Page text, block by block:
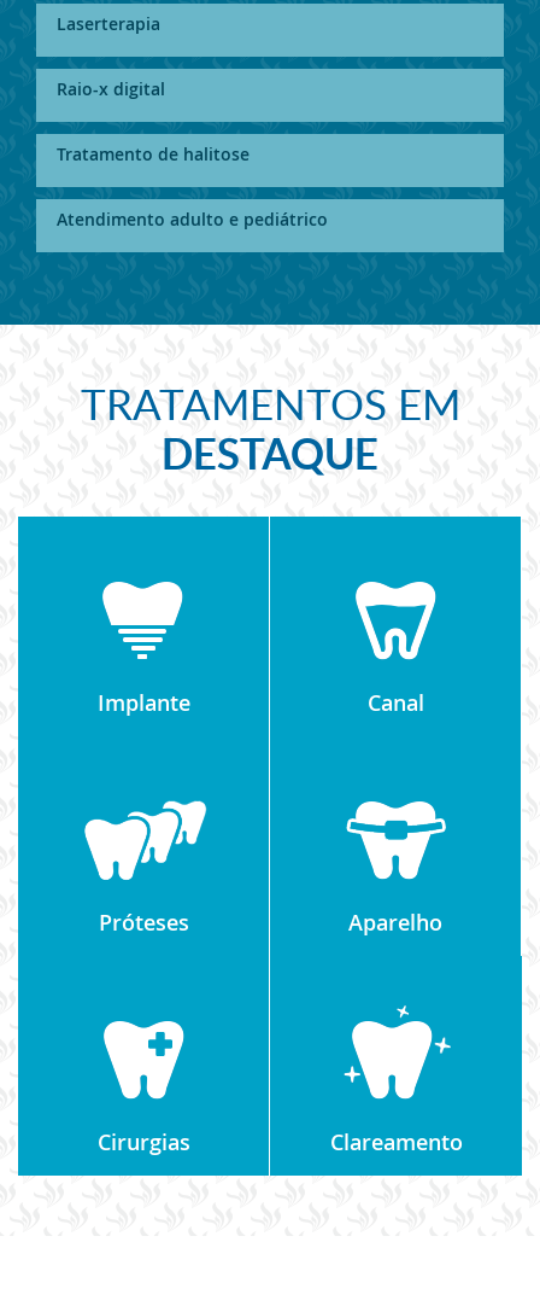
Laserterapia
Raio-x digital
Tratamento de halitose
Atendimento adulto e pediátrico
TRATAMENTOS EM
DESTAQUE
Implante Canal
Próteses Aparelho
Cirurgias Clareamento